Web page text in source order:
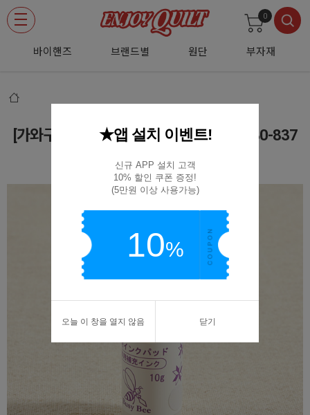
바이핸즈 브랜드별 원단 부자재
0
[가와구찌] 패턴스탬프 리필 잉크(화이트) 80-837
80-837
★앱 설치 이벤트!
신규 APP 설치 고객
10% 할인 쿠폰 증정!
(5만원 이상 사용가능)
10%
오늘 이 창을 열지 않음 닫기